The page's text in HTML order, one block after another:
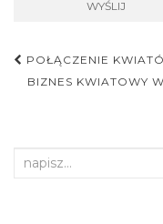
Nawigacja
postu
POŁĄCZENIE
BIZNES KWIATOWY
Search